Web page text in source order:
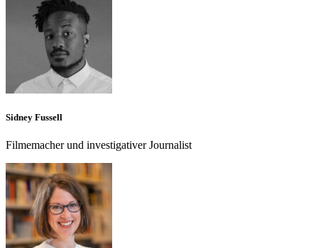
Sidney Fussell
Filmemacher und investigativer Journalist